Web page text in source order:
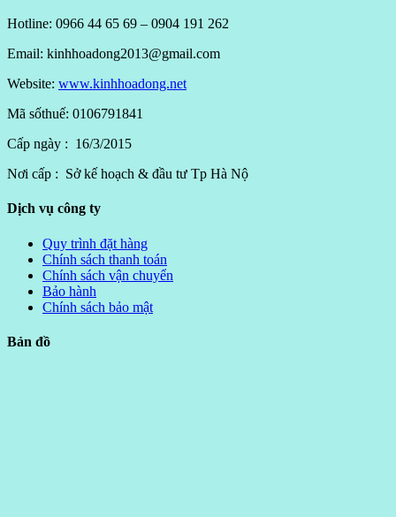
Hotline: 0966 44 65 69 – 0904 191 262
Email: kinhhoadong2013@gmail.com
Website: www.kinhhoadong.net
Mã sốthuế: 0106791841
Cấp ngày : 16/3/2015
Nơi cấp : Sở kế hoạch & đầu tư Tp Hà Nộ
Dịch vụ công ty
Quy trình đặt hàng
Chính sách thanh toán
Chính sách vận chuyển
Bảo hành
Chính sách bảo mật
Bản đồ